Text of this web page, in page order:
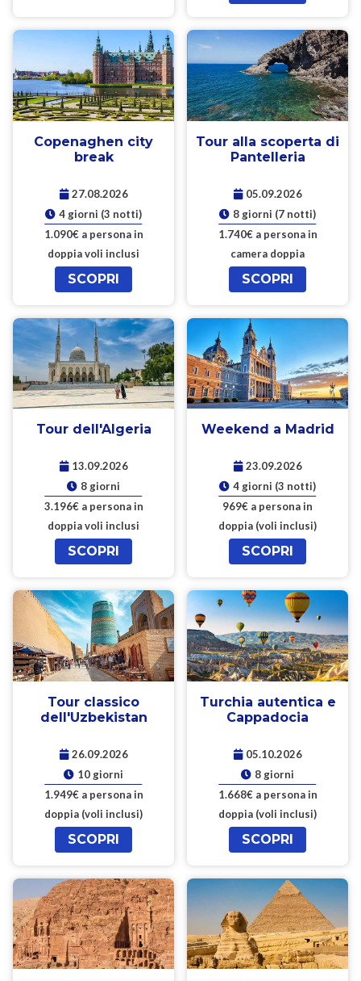
Copenaghen city
break
27.08.2026
4 giorni (3 notti)
1.090€ a persona in
doppia voli inclusi
SCOPRI
Tour alla scoperta di
Pantelleria
05.09.2026
8 giorni (7 notti)
1.740€ a persona in
camera doppia
SCOPRI
Tour dell'Algeria
13.09.2026
8 giorni
3.196€ a persona in
doppia voli inclusi
SCOPRI
Weekend a Madrid
23.09.2026
4 giorni (3 notti)
969€ a persona in
doppia (voli inclusi)
SCOPRI
Tour classico
dell'Uzbekistan
26.09.2026
10 giorni
1.949€ a persona in
doppia (voli inclusi)
SCOPRI
Turchia autentica e
Cappadocia
05.10.2026
8 giorni
1.668€ a persona in
doppia (voli inclusi)
SCOPRI